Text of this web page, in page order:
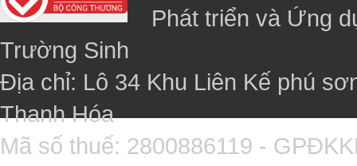
Phát triển và Ứng
Trường Sinh
Địa chỉ: Lô 34 Khu Liên Kế phú
Thanh Hóa
Mã số thuế: 2800886119 -